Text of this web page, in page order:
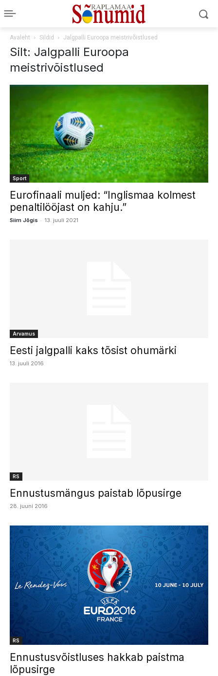
Avaleht Sildid Jalgpalli Euroopa meistrivõistlused
Silt: Jalgpalli Euroopa
meistrivõistlused
Sport
Eurofinaali muljed: “Inglismaa kolmest
penaltilööjast on kahju.”
Siim Jõgis - 13. juuli 2021
Arvamus
Eesti jalgpalli kaks tõsist ohumärki
13. juuli 2016
RS
Ennustusmängus paistab lõpusirge
28. juuni 2016
RS
Ennustusvõistluses hakkab paistma
lõpusirge